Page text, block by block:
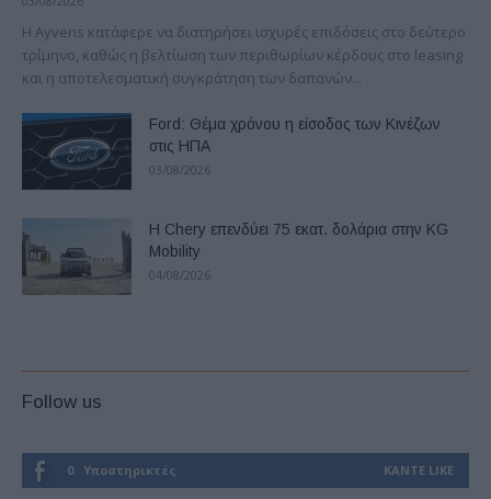
Η Ayvens κατάφερε να διατηρήσει ισχυρές επιδόσεις στο δεύτερο
τρίμηνο, καθώς η βελτίωση των περιθωρίων κέρδους στο leasing
και η αποτελεσματική συγκράτηση των δαπανών...
Ford: Θέμα χρόνου η είσοδος των Κινέζων
στις ΗΠΑ
03/08/2026
Η Chery επενδύει 75 εκατ. δολάρια στην KG
Mobility
04/08/2026
Follow us
0 Υποστηρικτές ΚΆΝΤΕ LIKE